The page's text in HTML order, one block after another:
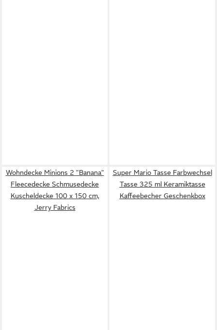
Wohndecke Minions 2 "Banana"
Fleecedecke Schmusedecke
Kuscheldecke 100 x 150 cm,
Jerry Fabrics
Super Mario Tasse Farbwechsel
Tasse 325 ml Keramiktasse
Kaffeebecher Geschenkbox